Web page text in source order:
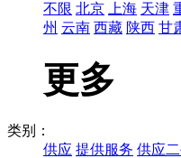
不限 北京 上海 天津
州 云南 西藏 陕西 甘
更多
类别：
供应 提供服务 供应